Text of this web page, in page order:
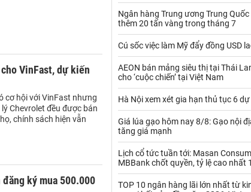
VinFast, dự kiến
cơ hội với VinFast nhưng
Chevrolet đều được bán
chính sách hiện vẫn
ký mua 500.000
Kim loại khác Mắc ca
Muối Ngũ cốc
Nhựa - Hạt nhựa
Palladium Phân bón
Rau - Củ -Quả Sắt thép
Sữa
Than Thức ăn
Ngân hàng Trung ương Trung Quốc
thêm 20 tấn vàng trong tháng 7
Cú sốc việc làm Mỹ đẩy đồng USD
AEON bán mảng siêu thị tại Thái
cho ‘cuộc chiến’ tại Việt Nam
Hà Nội xem xét gia hạn thủ tục 6
Giá lúa gạo hôm nay 8/8: Gạo nội
tăng giá mạnh
Lịch cổ tức tuần tới: Masan
MBBank chốt quyền, tỷ lệ cao nhất
TOP 10 ngân hàng lãi lớn nhất từ